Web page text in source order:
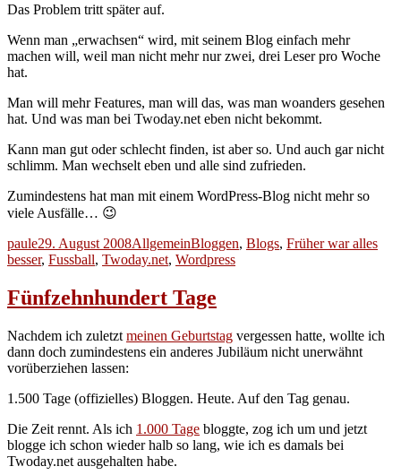
Das Problem tritt später auf.
Wenn man „erwachsen“ wird, mit seinem Blog einfach mehr
machen will, weil man nicht mehr nur zwei, drei Leser pro Woche
hat.
Man will mehr Features, man will das, was man woanders gesehen
hat. Und was man bei Twoday.net eben nicht bekommt.
Kann man gut oder schlecht finden, ist aber so. Und auch gar nicht
schlimm. Man wechselt eben und alle sind zufrieden.
Zumindestens hat man mit einem WordPress-Blog nicht mehr so
viele Ausfälle… 😉
Autor
pauleVeröffentlicht
am
29. August 2008Kategorien
AllgemeinSchlagwörter
Bloggen, Blogs, Früher war alles
besser, Fussball, Twoday.net, Wordpress
Fünfzehnhundert Tage
Nachdem ich zuletzt meinen Geburtstag vergessen hatte, wollte ich
dann doch zumindestens ein anderes Jubiläum nicht unerwähnt
vorüberziehen lassen:
1.500 Tage (offizielles) Bloggen. Heute. Auf den Tag genau.
Die Zeit rennt. Als ich 1.000 Tage bloggte, zog ich um und jetzt
blogge ich schon wieder halb so lang, wie ich es damals bei
Twoday.net ausgehalten habe.